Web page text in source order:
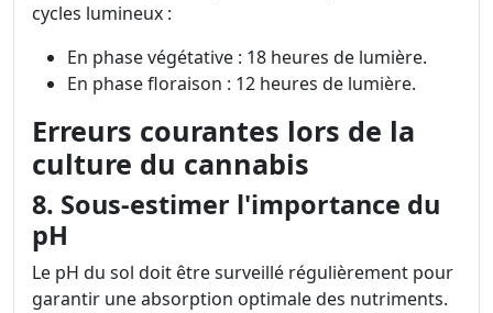
cycles lumineux :
En phase végétative : 18 heures de lumière.
En phase floraison : 12 heures de lumière.
Erreurs courantes lors de la
culture du cannabis
8. Sous-estimer l'importance du
pH
Le pH du sol doit être surveillé régulièrement pour
garantir une absorption optimale des nutriments.